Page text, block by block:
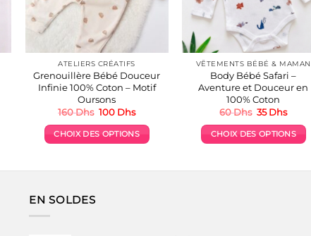
ATELIERS CRÉATIFS
Grenouillère Bébé Douceur
Infinie 100% Coton – Motif
Oursons
160Dhs Le
initial
était :
100 DhsLe
actuel
est :
CHOIX DES OPTIONS
VÊTEMENTS BÉBÉ & MAMAN
Body Bébé Safari –
Aventure et Douceur en
100% Coton
60Dhs Le
initial
était :
35DhsLe
actuel
est :
CHOIX DES OPTIONS
EN SOLDES